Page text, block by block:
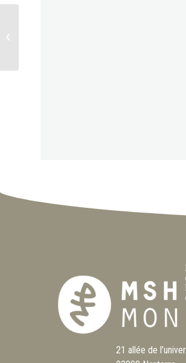
21 allée de